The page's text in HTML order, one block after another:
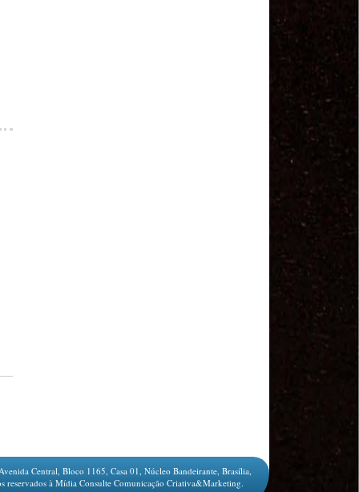
Boris Guerrero - CONUTT - Chile
Central, Bloco 1165, Casa 01, Núcleo Bandeirante, Brasília,
reservados à Mídia Consulte Comunicação Criativa&Marketing.